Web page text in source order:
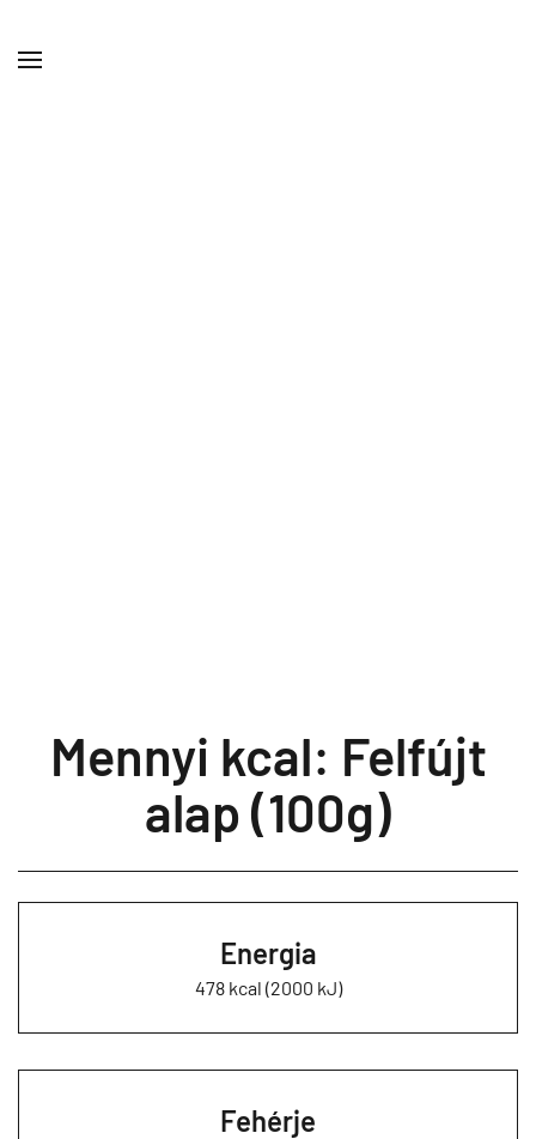
Mennyi kcal: Felfújt
alap (100g)
Energia
478 kcal (2000 kJ)
Fehérje